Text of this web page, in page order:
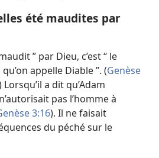
été maudites par
” par Dieu, c’est “ le
appelle Diable ”. (Genèse
Lorsqu’il a dit qu’Adam
pas l’homme à
3:16). Il ne faisait
du péché sur le